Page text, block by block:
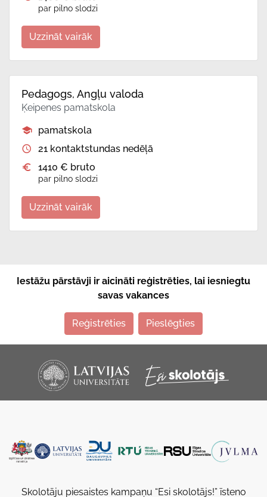
par pilno slodzi
Uzzināt vairāk
Pedagogs, Angļu valoda
Ķeipenes pamatskola
pamatskola
21 kontaktstundas nedēļā
1410 € bruto
par pilno slodzi
Uzzināt vairāk
Iestāžu pārstāvji ir aicināti reģistrēties, lai iesniegtu
savas vakances
Reģistrēties Pieslēgties
Skolotāju piesaistes kampaņu “Esi skolotājs!” īsteno